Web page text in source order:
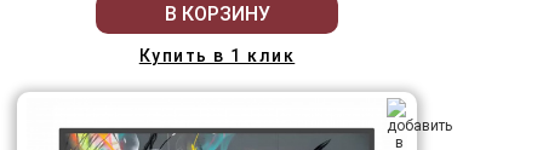
В КОРЗИНУ
Купить в 1 клик